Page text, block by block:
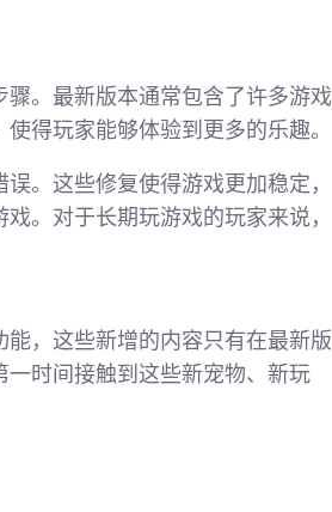
。最新版本通常包含了许多游戏
得玩家能够体验到更多的乐趣。
。这些修复使得游戏更加稳定，
。对于长期玩游戏的玩家来说，
，这些新增的内容只有在最新版
时间接触到这些新宠物、新玩